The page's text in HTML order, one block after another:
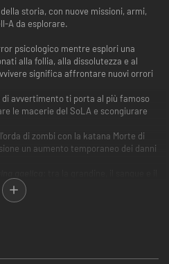
storia, con nuove missioni, armi,
A da esplorare.
psicologico mentre esplori una
alla follia, alla dissolutezza e al
significa affrontare nuovi orrori
avvertimento ti porta al più famoso
le macerie del SoLA e scongiurare
di zombi con la katana Morte di
un aumento temporaneo dei danni
dell'acciaio, personalizza Dani con
collezione Passerella di Hell-A.